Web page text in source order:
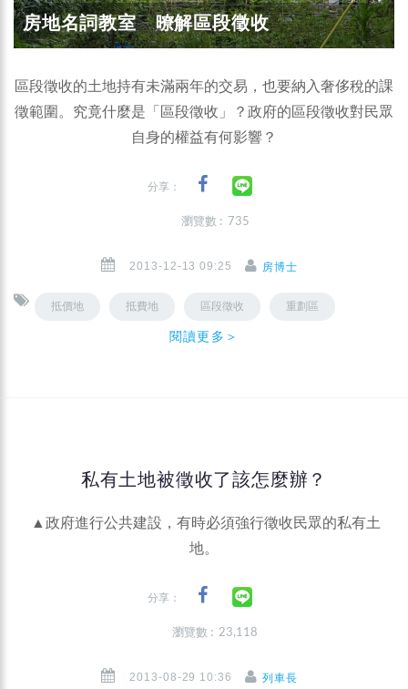
房地名詞教室 暸解區段徵收
區段徵收的土地持有未滿兩年的交易，也要納入奢侈稅的課
徵範圍。究竟什麼是「區段徵收」？政府的區段徵收對民眾
自身的權益有何影響？
分享：
瀏覽數 : 735
2013-12-13 09:25 房博士
抵價地 抵費地 區段徵收 重劃區
閱讀更多＞
私有土地被徵收了該怎麼辦？
▲政府進行公共建設，有時必須強行徵收民眾的私有土
地。
分享：
瀏覽數 : 23,118
2013-08-29 10:36 列車長